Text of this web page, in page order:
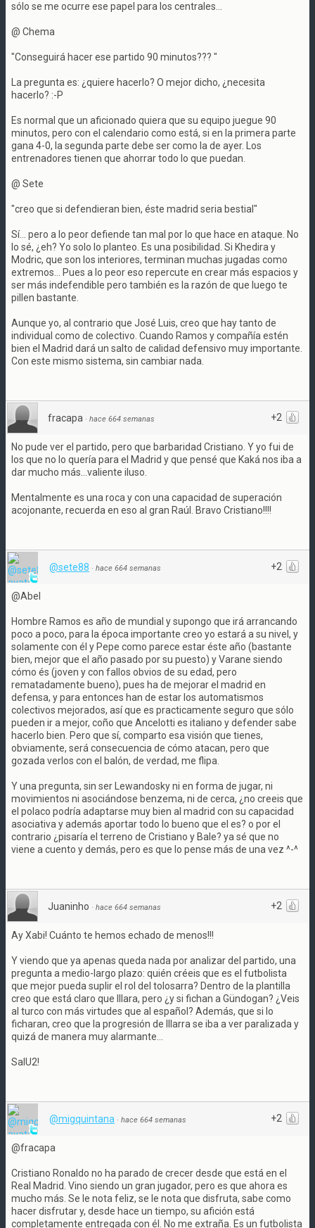
sólo se me ocurre ese papel para los centrales...
@ Chema
"Conseguirá hacer ese partido 90 minutos??? "
La pregunta es: ¿quiere hacerlo? O mejor dicho, ¿necesita
hacerlo? :-P
Es normal que un aficionado quiera que su equipo juegue 90
minutos, pero con el calendario como está, si en la primera parte
gana 4-0, la segunda parte debe ser como la de ayer. Los
entrenadores tienen que ahorrar todo lo que puedan.
@ Sete
"creo que si defendieran bien, éste madrid seria bestial"
Sí... pero a lo peor defiende tan mal por lo que hace en ataque. No
lo sé, ¿eh? Yo solo lo planteo. Es una posibilidad. Si Khedira y
Modric, que son los interiores, terminan muchas jugadas como
extremos... Pues a lo peor eso repercute en crear más espacios y
ser más indefendible pero también es la razón de que luego te
pillen bastante.
Aunque yo, al contrario que José Luis, creo que hay tanto de
individual como de colectivo. Cuando Ramos y compañía estén
bien el Madrid dará un salto de calidad defensivo muy importante.
Con este mismo sistema, sin cambiar nada.
+2
fracapa · hace 664 semanas
No pude ver el partido, pero que barbaridad Cristiano. Y yo fui de
los que no lo quería para el Madrid y que pensé que Kaká nos iba a
dar mucho más...valiente iluso.
Mentalmente es una roca y con una capacidad de superación
acojonante, recuerda en eso al gran Raúl. Bravo Cristiano!!!!
+2
@sete88 · hace 664 semanas
@Abel
Hombre Ramos es año de mundial y supongo que irá arrancando
poco a poco, para la época importante creo yo estará a su nivel, y
solamente con él y Pepe como parece estar éste año (bastante
bien, mejor que el año pasado por su puesto) y Varane siendo
cómo és (joven y con fallos obvios de su edad, pero
rematadamente bueno), pues ha de mejorar el madrid en
defensa, y para entonces han de estar los automatismos
colectivos mejorados, así que es practicamente seguro que sólo
pueden ir a mejor, coño que Ancelotti es italiano y defender sabe
hacerlo bien. Pero que sí, comparto esa visión que tienes,
obviamente, será consecuencia de cómo atacan, pero que
gozada verlos con el balón, de verdad, me flipa.
Y una pregunta, sin ser Lewandosky ni en forma de jugar, ni
movimientos ni asociándose benzema, ni de cerca, ¿no creeis que
el polaco podría adaptarse muy bien al madrid con su capacidad
asociativa y además aportar todo lo bueno que el es? o por el
contrario ¿pisaría el terreno de Cristiano y Bale? ya sé que no
viene a cuento y demás, pero es que lo pense más de una vez ^-^
+2
Juaninho · hace 664 semanas
Ay Xabi! Cuánto te hemos echado de menos!!!
Y viendo que ya apenas queda nada por analizar del partido, una
pregunta a medio-largo plazo: quién créeis que es el futbolista
que mejor pueda suplir el rol del tolosarra? Dentro de la plantilla
creo que está claro que Illara, pero ¿y si fichan a Gündogan? ¿Veis
al turco con más virtudes que al español? Además, que si lo
ficharan, creo que la progresión de Illarra se iba a ver paralizada y
quizá de manera muy alarmante...
SalU2!
+2
@migquintana · hace 664 semanas
@fracapa
Cristiano Ronaldo no ha parado de crecer desde que está en el
Real Madrid. Vino siendo un gran jugador, pero es que ahora es
mucho más. Se le nota feliz, se le nota que disfruta, sabe como
hacer disfrutar y, desde hace un tiempo, su afición está
completamente entregada con él. No me extraña. Es un futbolista